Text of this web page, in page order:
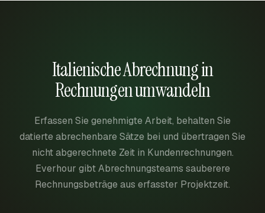
Italienische Abrechnung in
Rechnungen umwandeln
Erfassen Sie genehmigte Arbeit, behalten Sie
datierte abrechenbare Sätze bei und übertragen Sie
nicht abgerechnete Zeit in Kundenrechnungen.
Everhour gibt Abrechnungsteams sauberere
Rechnungsbeträge aus erfasster Projektzeit.